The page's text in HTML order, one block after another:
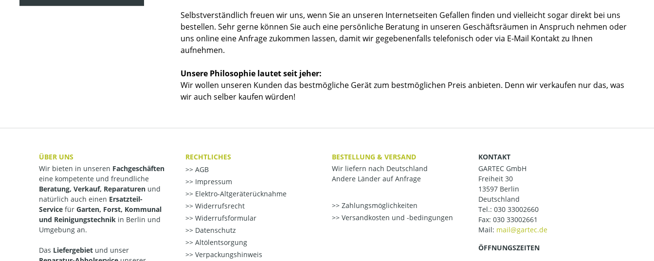
Selbstverständlich freuen wir uns, wenn Sie an unseren Internetseiten Gefallen finden und vielleicht sogar direkt bei uns
bestellen. Sehr gerne können Sie auch eine persönliche Beratung in unseren Geschäftsräumen in Anspruch nehmen oder
uns online eine Anfrage zukommen lassen, damit wir gegebenenfalls telefonisch oder via E-Mail Kontakt zu Ihnen
aufnehmen.
Unsere Philosophie lautet seit jeher:
Wir wollen unseren Kunden das bestmögliche Gerät zum bestmöglichen Preis anbieten. Denn wir verkaufen nur das, was
wir auch selber kaufen würden!
ÜBER UNS
Wir bieten in unseren Fachgeschäften
eine kompetente und freundliche
Beratung, Verkauf, Reparaturen und
natürlich auch einen Ersatzteil-
Service für Garten, Forst, Kommunal
und Reinigungstechnik in Berlin und
Umgebung an.
Das Liefergebiet und unser
RECHTLICHES
AGB
Impressum
Elektro-Altgeräterücknahme
Widerrufsrecht
Widerrufsformular
Datenschutz
Altölentsorgung
Verpackungshinweis
BESTELLUNG & VERSAND
Wir liefern nach Deutschland
Andere Länder auf Anfrage
Zahlungsmöglichkeiten
Versandkosten und -bedingungen
KONTAKT
GARTEC GmbH
Freiheit 30
13597 Berlin
Deutschland
Tel.: 030 33002660
Fax: 030 33002661
Mail:
ÖFFNUNGSZEITEN